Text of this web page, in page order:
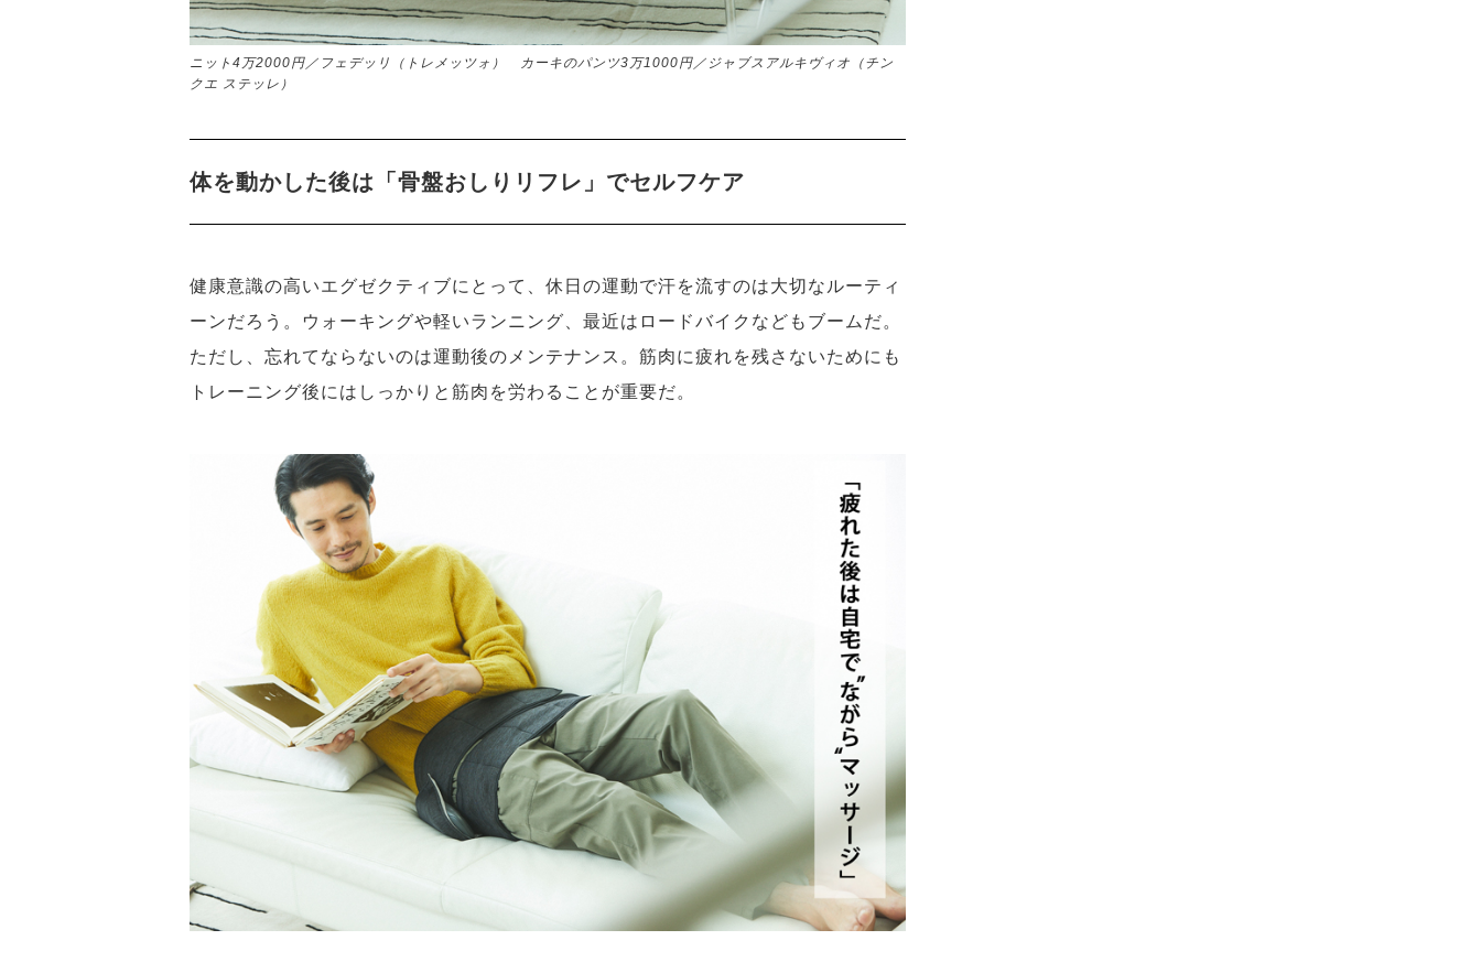
ニット4万2000円／フェデッリ（トレメッツォ） カーキのパンツ3万1000円／ジャブスアルキヴィオ（チン
クエ ステッレ）
体を動かした後は「骨盤おしりリフレ」でセルフケア
健康意識の高いエグゼクティブにとって、休日の運動で汗を流すのは大切なルーティ
ーンだろう。ウォーキングや軽いランニング、最近はロードバイクなどもブームだ。
ただし、忘れてならないのは運動後のメンテナンス。筋肉に疲れを残さないためにも
トレーニング後にはしっかりと筋肉を労わることが重要だ。